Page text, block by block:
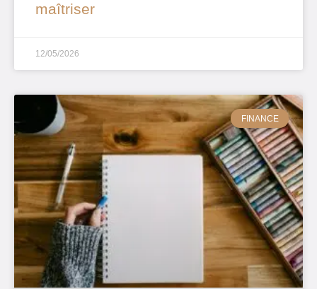
maîtriser
12/05/2026
FINANCE